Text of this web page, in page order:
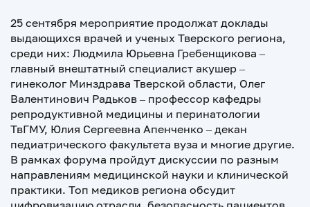
25 сентября мероприятие продолжат доклады
выдающихся врачей и ученых Тверского региона,
среди них: Людмила Юрьевна Гребенщикова –
главный внештатный специалист акушер –
гинеколог Минздрава Тверской области, Олег
Валентинович Радьков – профессор кафедры
репродуктивной медицины и перинатологии
ТвГМУ, Юлия Сергеевна Апенченко – декан
педиатрического факультета вуза и многие другие.
В рамках форума пройдут дискуссии по разным
направлениям медицинской науки и клинической
практики. Топ медиков региона обсудит